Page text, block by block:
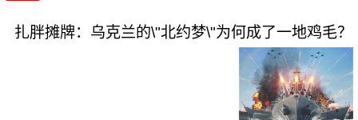
扎胖摊牌：乌克兰的\"北约梦\"为何成了一地鸡毛？